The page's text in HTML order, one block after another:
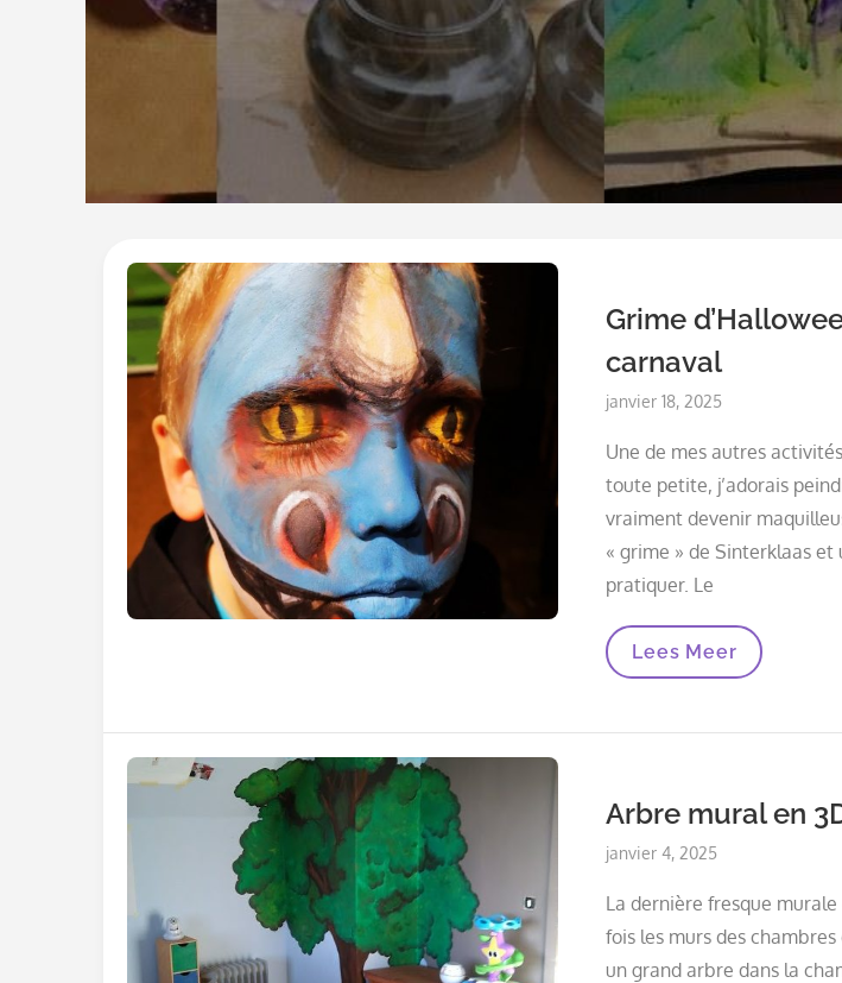
Grime
carnaval
Posted
janvier 18, 2025
Une de mes autres
toute petite, j’adorais
vraiment devenir
« grime » de Sinterklaas et
pratiquer. Le
Grime
D’Halloween
Carnaval
Lees Meer
Arbre mural en
Posted
janvier 4, 2025
La dernière fresque murale
fois les murs des
un grand arbre dans la